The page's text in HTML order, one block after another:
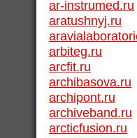
ar-instrumed.ru
aratushnyj.ru
arbiteg.ru
arcfit.ru
archibasova.ru
archipont.ru
archiveband.ru
arcticfusion.ru